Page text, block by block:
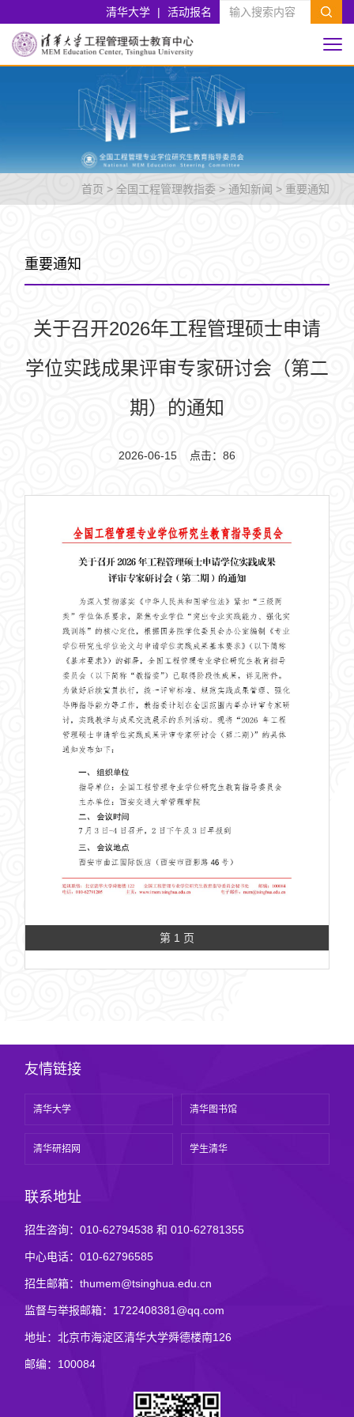
清华大学 | 活动报名
首页 >全国工程管理教指委 >通知新闻 > 重要通知
重要通知
关于召开2026年工程管理硕士申请
学位实践成果评审专家研讨会（第二
期）的通知
2026-06-15 点击： 86
第 1 页
第 2 页
友情链接
清华大学 清华图书馆
清华研招网 学生清华
联系地址
招生咨询：010-62794538 和 010-62781355
中心电话：010-62796585
招生邮箱：thumem@tsinghua.edu.cn
监督与举报邮箱：1722408381@qq.com
地址：北京市海淀区清华大学舜德楼南126
邮编：100084